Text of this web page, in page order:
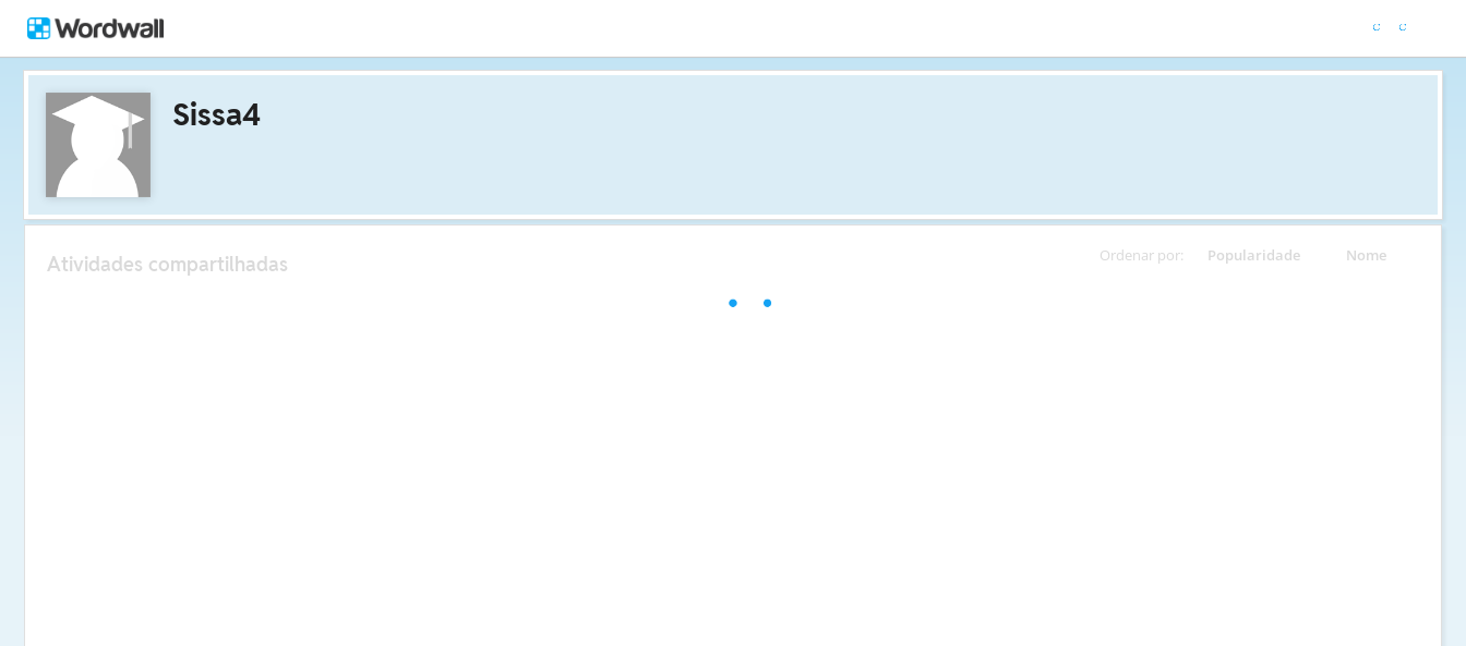
Sissa4
Ordenar por: Popularidade Nome
Atividades compartilhadas